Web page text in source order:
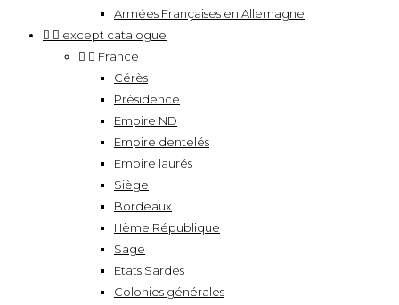
Armées Françaises en Allemagne
  except catalogue
  France
Cérès
Présidence
Empire ND
Empire dentelés
Empire laurés
Siège
Bordeaux
IIIème République
Sage
Etats Sardes
Colonies générales